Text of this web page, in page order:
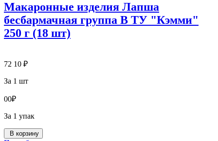
Макаронные изделия Лапша
бесбармачная группа В ТУ "Кэмми"
250 г (18 шт)
72 10 ₽
За 1 шт
00₽
За 1 упак
В корзину